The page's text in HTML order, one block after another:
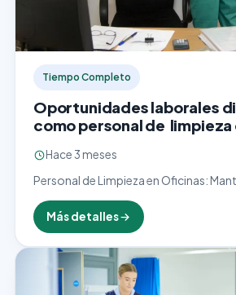
Tiempo Completo
Oportunidades laborales
como personal de
Hace 3 meses
Personal de Limpieza en Oficinas:
de Trabajo Saludables y Productivos
de limpieza en oficinas es esencial para
entorno…
Más detalles